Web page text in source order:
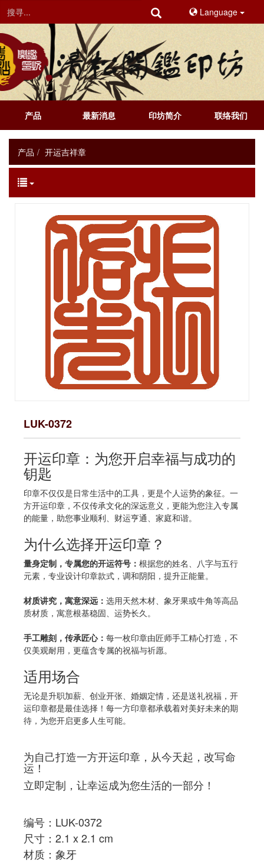
Language
产品 最新消息 印坊简介 联络我们
产品 开运吉祥章
LUK-0372
开运印章：为您开启幸福与成功的
钥匙
印章不仅仅是日常生活中的工具，更是个人运势的象征。一
方开运印章，不仅传承文化的深远意义，更能为您注入专属
的能量，助您事业顺利、财运亨通、家庭和谐。
为什么选择开运印章？
量身定制，专属您的开运符号： 根据您的姓名、八字与五行
元素，专业设计印章款式，调和阴阳，提升正能量。
材质讲究，寓意深远： 选用天然木材、象牙果或牛角等高品
质材质，寓意根基稳固、运势长久。
手工雕刻，传承匠心： 每一枚印章由匠师手工精心打造，不
仅美观耐用，更蕴含专属的祝福与祈愿。
适用场合
无论是升职加薪、创业开张、婚姻定情，还是送礼祝福，开
运印章都是最佳选择！每一方印章都承载着对美好未来的期
待，为您开启更多人生可能。
为自己打造一方开运印章，从今天起，改写命
运！
立即定制，让幸运成为您生活的一部分！
编号：LUK-0372
尺寸：2.1 x 2.1 cm
材质：象牙